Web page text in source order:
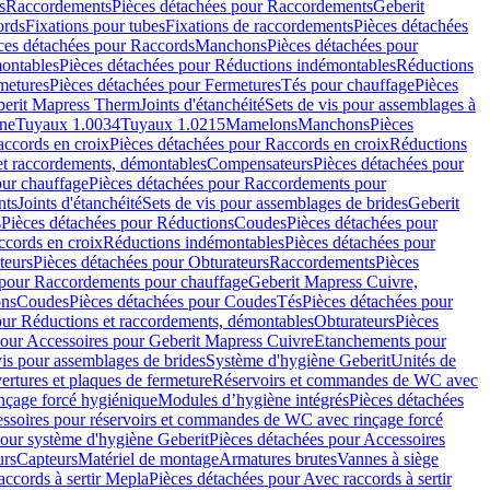
RaccordementsPièces détachées pour RaccordementsGeberit
Fixations pour tubesFixations de raccordementsPièces détachées
détachées pour RaccordsManchonsPièces détachées pour
Pièces détachées pour Réductions indémontablesRéductions
Pièces détachées pour FermeturesTés pour chauffagePièces
Mapress ThermJoints d'étanchéitéSets de vis pour assemblages à
Tuyaux 1.0034Tuyaux 1.0215MamelonsManchonsPièces
en croixPièces détachées pour Raccords en croixRéductions
raccordements, démontablesCompensateursPièces détachées pour
chauffagePièces détachées pour Raccordements pour
Joints d'étanchéitéSets de vis pour assemblages de bridesGeberit
Pièces détachées pour RéductionsCoudesPièces détachées pour
en croixRéductions indémontablesPièces détachées pour
Pièces détachées pour ObturateursRaccordementsPièces
Raccordements pour chauffageGeberit Mapress Cuivre,
CoudesPièces détachées pour CoudesTésPièces détachées pour
Réductions et raccordements, démontablesObturateursPièces
Accessoires pour Geberit Mapress CuivreEtanchements pour
pour assemblages de bridesSystème d'hygiène GeberitUnités de
et plaques de fermetureRéservoirs et commandes de WC avec
forcé hygiéniqueModules d’hygiène intégrésPièces détachées
pour réservoirs et commandes de WC avec rinçage forcé
système d'hygiène GeberitPièces détachées pour Accessoires
CapteursMatériel de montageArmatures brutesVannes à siège
à sertir MeplaPièces détachées pour Avec raccords à sertir